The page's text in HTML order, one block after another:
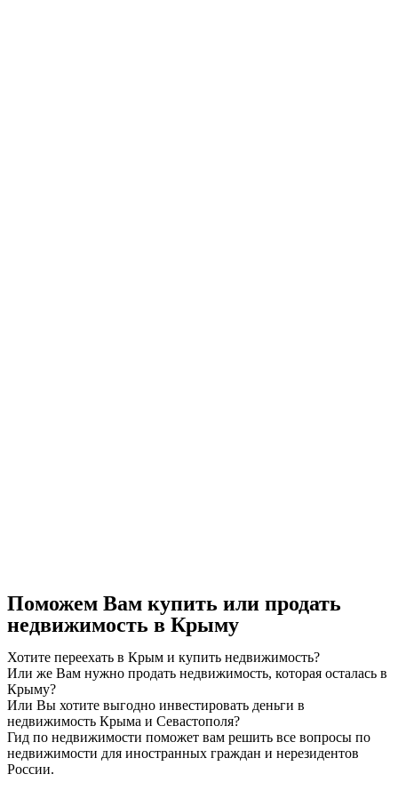
Поможем Вам купить или продать
недвижимость в Крыму
Хотите переехать в Крым и купить недвижимость?
Или же Вам нужно продать недвижимость, которая осталась в
Крыму?
Или Вы хотите выгодно инвестировать деньги в
недвижимость Крыма и Севастополя?
Гид по недвижимости поможет вам решить все вопросы по
недвижимости для иностранных граждан и нерезидентов
России.